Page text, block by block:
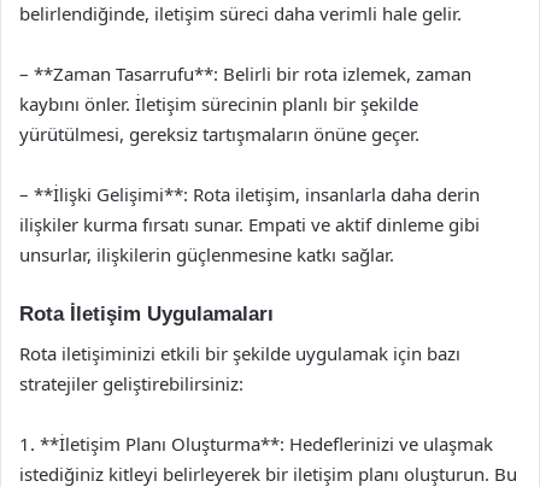
belirlendiğinde, iletişim süreci daha verimli hale gelir.
– **Zaman Tasarrufu**: Belirli bir rota izlemek, zaman
kaybını önler. İletişim sürecinin planlı bir şekilde
yürütülmesi, gereksiz tartışmaların önüne geçer.
– **İlişki Gelişimi**: Rota iletişim, insanlarla daha derin
ilişkiler kurma fırsatı sunar. Empati ve aktif dinleme gibi
unsurlar, ilişkilerin güçlenmesine katkı sağlar.
Rota İletişim Uygulamaları
Rota iletişiminizi etkili bir şekilde uygulamak için bazı
stratejiler geliştirebilirsiniz:
1. **İletişim Planı Oluşturma**: Hedeflerinizi ve ulaşmak
istediğiniz kitleyi belirleyerek bir iletişim planı oluşturun. Bu